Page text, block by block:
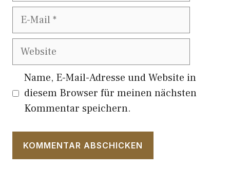
E-
Website
Name, E-Mail-Adresse und Website in
diesem Browser für meinen nächsten
Kommentar speichern.